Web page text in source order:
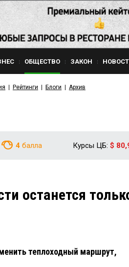
ОБЩЕСТВО ЗАКОН
Рейтинги Блоги Архив
4 балла Курсы ЦБ: $
останется
теплоходный маршрут,